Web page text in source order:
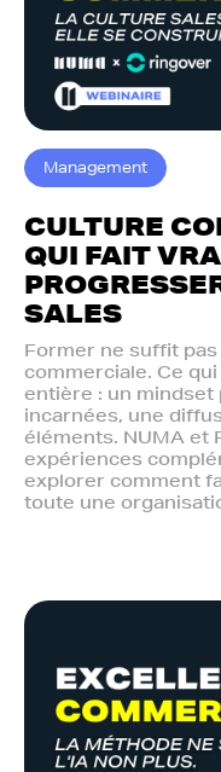
Management
CULTURE
QUI FAIT
SALES
Former ne suffit
commerciale. Ce
entière : un mindset
incarnées, une
éléments. NUMA et
expériences
explorer comment
toute une